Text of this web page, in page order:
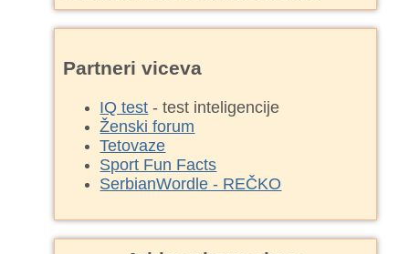
Partneri viceva
IQ test - test inteligencije
Ženski forum
Tetovaze
Sport Fun Facts
SerbianWordle - REČKO